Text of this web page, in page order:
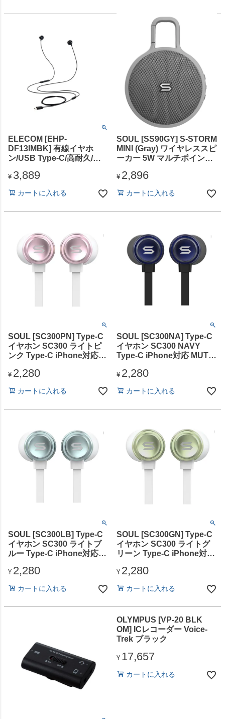
ELECOM [EHP-
DF13IMBK] 有線イヤホ
ン/USB Type-C/高耐久/セ
バ/ブラック
¥ 3,889
カートに入れる
SOUL [SS90GY] S-STORM
MINI (Gray) ワイヤレススピ
ーカー 5W マルチポイント
¥ 2,896
カートに入れる
SOUL [SC300PN] Type-C
イヤホン SC300 ライトピ
ンク Type-C iPhone対応
¥ 2,280
カートに入れる
SOUL [SC300NA] Type-C
イヤホン SC300 NAVY
Type-C iPhone対応 MUTE
¥ 2,280
カートに入れる
SOUL [SC300LB] Type-C
イヤホン SC300 ライトブ
ルー Type-C iPhone対応
¥ 2,280
カートに入れる
SOUL [SC300GN] Type-C
イヤホン SC300 ライトグ
リーン Type-C iPhone対応
¥ 2,280
カートに入れる
OLYMPUS [VP-20 BLK
OM] ICレコーダー Voice-
Trek ブラック
¥ 17,657
カートに入れる